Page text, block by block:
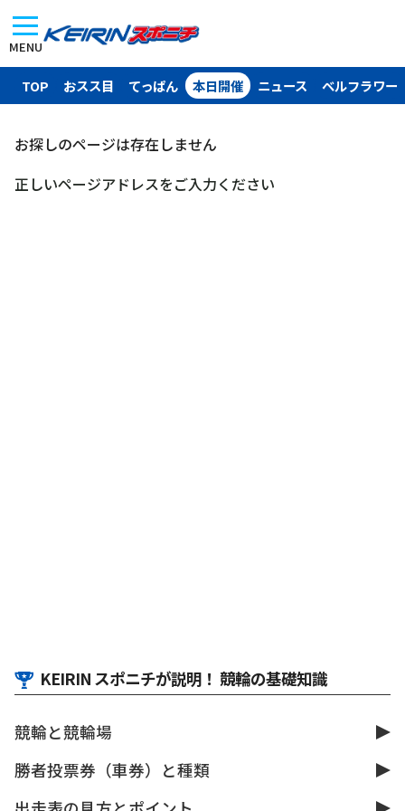
MENU
TOP おスス目 てっぱん 本日開催 ニュース ベルフラワー
お探しのページは存在しません
正しいページアドレスをご入力ください
KEIRIN スポニチが説明！ 競輪の基礎知識
競輪と競輪場
勝者投票券（車券）と種類